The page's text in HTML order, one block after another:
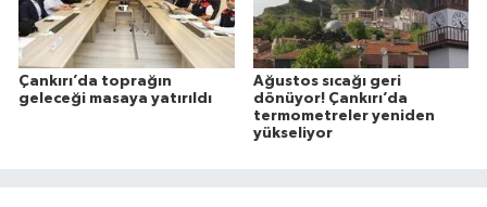
Çankırı’da toprağın
geleceği masaya yatırıldı
Ağustos sıcağı geri
dönüyor! Çankırı’da
termometreler yeniden
yükseliyor